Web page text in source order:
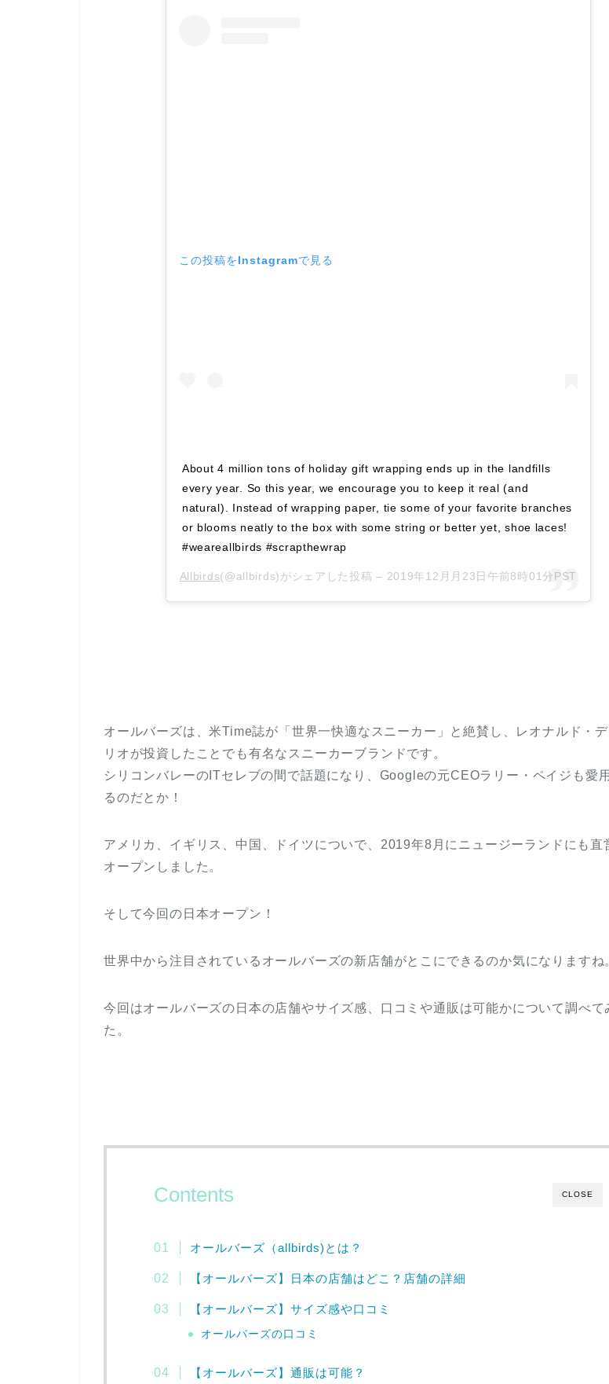
この投稿をInstagramで見る
About 4 million tons of holiday gift wrapping ends up in the landfills
every year. So this year, we encourage you to keep it real (and
natural). Instead of wrapping paper, tie some of your favorite branches
or blooms neatly to the box with some string or better yet, shoe laces!
#weareallbirds #scrapthewrap
Allbirds(@allbirds)がシェアした投稿 – 2019年12月月23日午前8時01分PST
オールバーズは、米Time誌が「世界一快適なスニーカー」と絶賛し、レオナルド・
リオが投資したことでも有名なスニーカーブランドです。
シリコンバレーのITセレブの間で話題になり、Googleの元CEOラリー・ペイジも愛
るのだとか！
アメリカ、イギリス、中国、ドイツについで、2019年8月にニュージーランドにも直
オープンしました。
そして今回の日本オープン！
世界中から注目されているオールバーズの新店舗がとこにできるのか気になりますね
今回はオールバーズの日本の店舗やサイズ感、口コミや通販は可能かについて調べて
た。
CLOSE
Contents
オールバーズ（allbirds)とは？
【オールバーズ】日本の店舗はどこ？店舗の詳細
【オールバーズ】サイズ感や口コミ
オールバーズの口コミ
【オールバーズ】通販は可能？